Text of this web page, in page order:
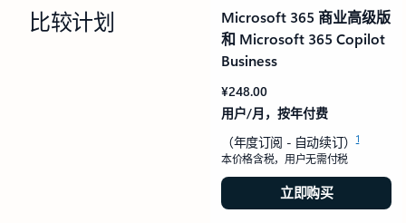
比较计划
Microsoft 365 商业高级版
和 Microsoft 365 Copilot
Business
¥248.00
用户/月，按年付费
（年度订阅 - 自动续订）1
本价格含税，用户无需付税
立即购买